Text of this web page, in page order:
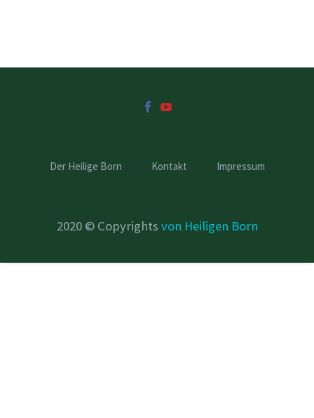
Der Heilige Born Kontakt Impressum
2020 © Copyrights von Heiligen Born